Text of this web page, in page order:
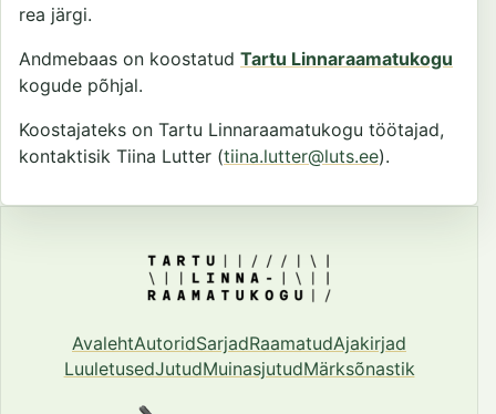
rea järgi.
Andmebaas on koostatud Tartu Linnaraamatukogu
kogude põhjal.
Koostajateks on Tartu Linnaraamatukogu töötajad,
kontaktisik Tiina Lutter (tiina.lutter@luts.ee).
AvalehtAutoridSarjadRaamatudAjakirjad
LuuletusedJutudMuinasjutudMärksõnastik